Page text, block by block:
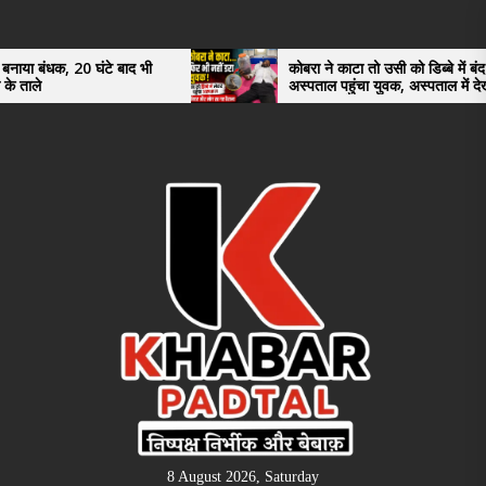
the
content
भी
कोबरा ने काटा तो उसी को डिब्बे में बंद कर
अस्पताल पहुंचा युवक, अस्पताल में देखकर डॉक्टर
भी रह गए हैरान
8 August 2026, Saturday